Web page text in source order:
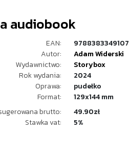
audiobook
EAN:
9788383349107
Autor:
Adam Widerski
Wydawnictwo:
Storybox
Rok wydania:
2024
Oprawa:
pudełko
Format:
129x144 mm
brutto:
49.90zł
Stawka vat:
5%